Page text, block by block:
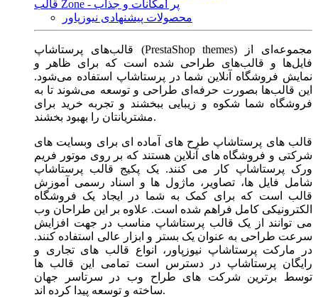
قالب Zone - پر امکانات و جذاب
محصولات پیشنهادی نیوزپاور
قالب‌های پرستاشاپ (PrestaShop themes) مجموعه‌ای از
فایل‌ها و قالب‌های طراحی شده است که برای ظاهر و
نمایش فروشگاه آنلاین شما در پرستاشاپ استفاده می‌شود.
این قالب‌ها بصورت حرفه‌ای طراحی و توسعه می‌شوند تا به
فروشگاه شما شکوه و زیبایی ببخشند و تجربه خرید برای
مشتریانتان را بهبود بخشند.
قالب های پرستاشاپ طرح های آماده ای برای وبسایت های
شرکتی و فروشگاه های آنلاین هستند که بر روی موتور فریم
ورک پرستاشاپ کار می کنند. یک پکیج قالب پرستاشاپ
شامل فایل ها، تصاویر، ماژول ها و اسناد رسمی آموزش
قالب است که برای کمک به شما در ایجاد یک فروشگاه
الکترونیکی کامل فراهم شده است. علاوه بر این طراحان وب
می توانند از یک قالب پرستاشاپ مناسب در جهت افزایش
سرعت طراحی به عنوان یک بستر و ابزار عالی استفاده کنند.
در مارکت پرستاشاپ نیوزپاور، انواع قالب های تجاری و
رایگان پرستاشاپ در دسترس است تمامی این قالب ها
توسط برترین شرکت های طراح وب در سرتاسر جهان
ساخته و توسعه پیدا کرده اند.